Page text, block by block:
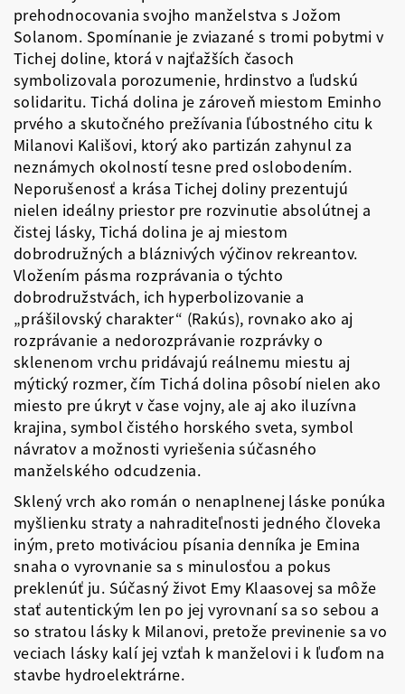
prehodnocovania svojho manželstva s Jožom
Solanom. Spomínanie je zviazané s tromi pobytmi v
Tichej doline, ktorá v najťažších časoch
symbolizovala porozumenie, hrdinstvo a ľudskú
solidaritu. Tichá dolina je zároveň miestom Eminho
prvého a skutočného prežívania ľúbostného citu k
Milanovi Kališovi, ktorý ako partizán zahynul za
neznámych okolností tesne pred oslobodením.
Neporušenosť a krása Tichej doliny prezentujú
nielen ideálny priestor pre rozvinutie absolútnej a
čistej lásky, Tichá dolina je aj miestom
dobrodružných a bláznivých výčinov rekreantov.
Vložením pásma rozprávania o týchto
dobrodružstvách, ich hyperbolizovanie a
„prášilovský charakter“ (Rakús), rovnako ako aj
rozprávanie a nedorozprávanie rozprávky o
sklenenom vrchu pridávajú reálnemu miestu aj
mýtický rozmer, čím Tichá dolina pôsobí nielen ako
miesto pre úkryt v čase vojny, ale aj ako iluzívna
krajina, symbol čistého horského sveta, symbol
návratov a možnosti vyriešenia súčasného
manželského odcudzenia.
Sklený vrch ako román o nenaplnenej láske ponúka
myšlienku straty a nahraditeľnosti jedného človeka
iným, preto motiváciou písania denníka je Emina
snaha o vyrovnanie sa s minulosťou a pokus
preklenúť ju. Súčasný život Emy Klaasovej sa môže
stať autentickým len po jej vyrovnaní sa so sebou a
so stratou lásky k Milanovi, pretože previnenie sa vo
veciach lásky kalí jej vzťah k manželovi i k ľuďom na
stavbe hydroelektrárne.